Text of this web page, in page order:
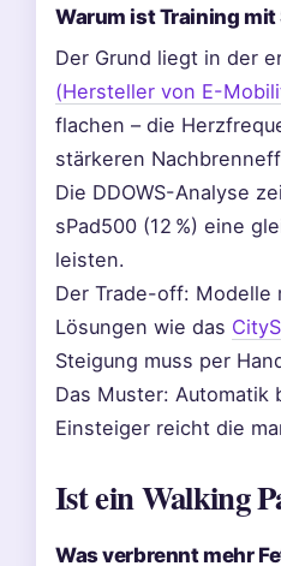
Warum ist Training
Der Grund liegt in der
(Hersteller von E-
flachen – die
stärkeren
Die DDOWS-Analyse
sPad500 (12 %) eine
leisten.
Der Trade-off: Modelle
Lösungen wie das
Steigung muss per
Das Muster: Automatik
Einsteiger reicht die
Ist ein Walking
Was verbrennt mehr